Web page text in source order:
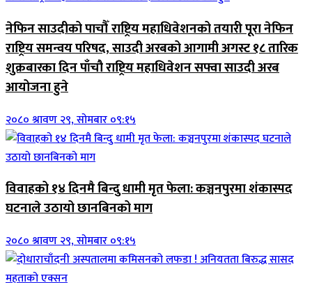
नेफिन साउदीको पाचौँ राष्ट्रिय महाधिवेशनको तयारी पूरा नेफिन
राष्ट्रिय समन्वय परिषद, साउदी अरबको आगामी अगस्ट १८ तारिक
शुक्रबारका दिन पाँचौ राष्ट्रिय महाधिवेशन सफ्वा साउदी अरब
आयोजना हुने
२०८० श्रावण २९, सोमबार ०९:१५
विवाहको १४ दिनमै बिन्दु धामी मृत फेला: कञ्चनपुरमा शंकास्पद
घटनाले उठायो छानबिनको माग
२०८० श्रावण २९, सोमबार ०९:१५